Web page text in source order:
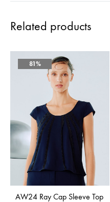
Related products
81%
AW24 Ray Cap Sleeve Top